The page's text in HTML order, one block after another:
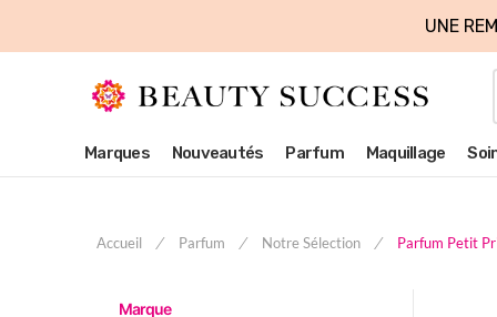
UNE
Marques Nouveautés Parfum Maquillage
Accueil Parfum Notre Sélection Parfum Petit
Marque